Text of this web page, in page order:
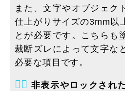
また、文字やオブジェク
仕上がりサイズの3mm以
とが必要です。こちらも
裁断ズレによって文字な
必要な項目です。
７⃣ 非表示やロックされ